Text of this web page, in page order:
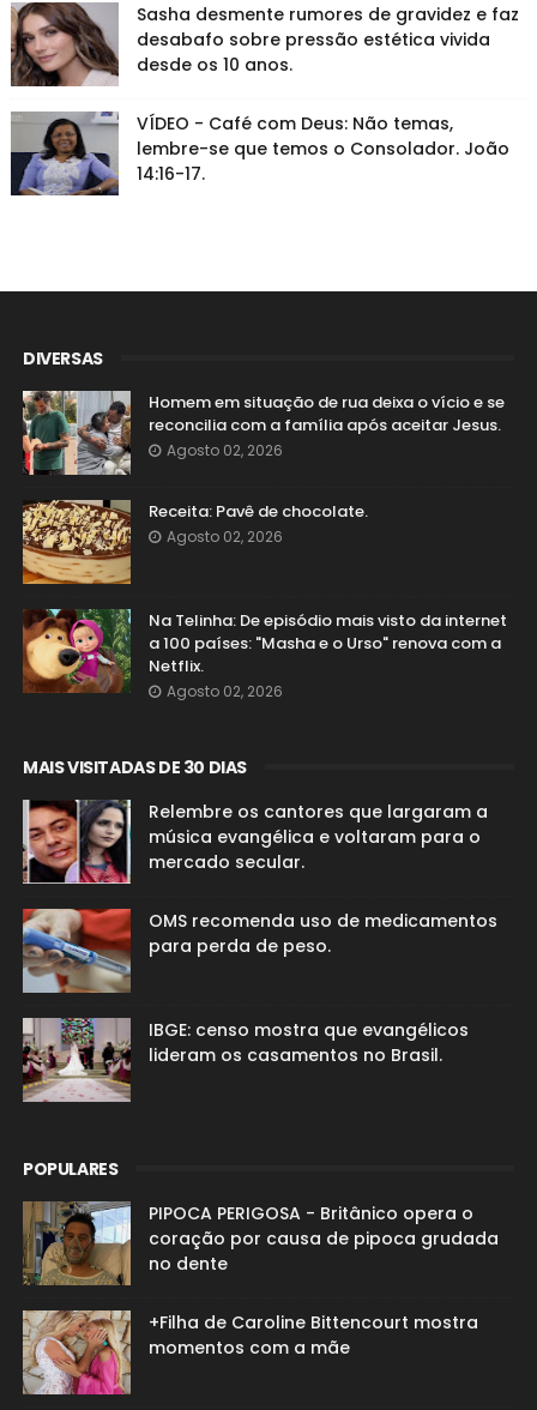
Sasha desmente rumores de gravidez e faz
desabafo sobre pressão estética vivida
desde os 10 anos.
VÍDEO - Café com Deus: Não temas,
lembre-se que temos o Consolador. João
14:16-17.
DIVERSAS
Homem em situação de rua deixa o vício e se
reconcilia com a família após aceitar Jesus.
Agosto 02, 2026
Receita: Pavê de chocolate.
Agosto 02, 2026
Na Telinha: De episódio mais visto da internet
a 100 países: "Masha e o Urso" renova com a
Netflix.
Agosto 02, 2026
MAIS VISITADAS DE 30 DIAS
Relembre os cantores que largaram a
música evangélica e voltaram para o
mercado secular.
OMS recomenda uso de medicamentos
para perda de peso.
IBGE: censo mostra que evangélicos
lideram os casamentos no Brasil.
POPULARES
PIPOCA PERIGOSA - Britânico opera o
coração por causa de pipoca grudada
no dente
+Filha de Caroline Bittencourt mostra
momentos com a mãe